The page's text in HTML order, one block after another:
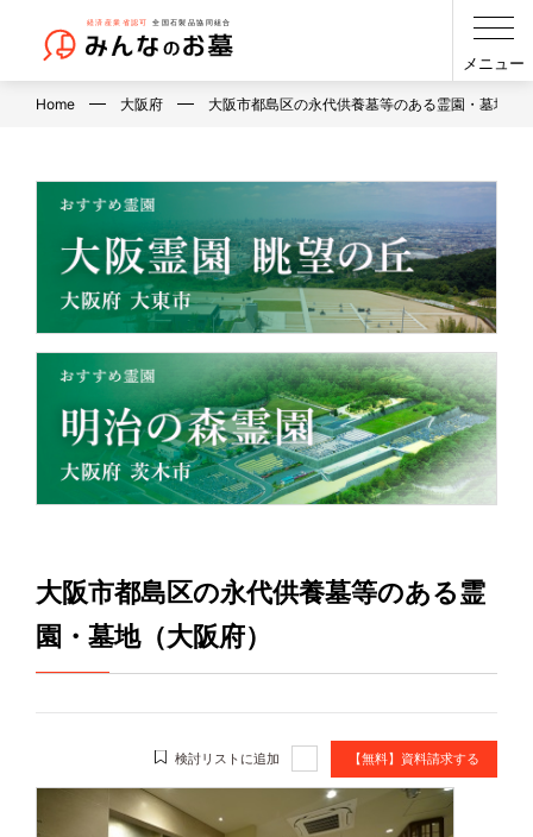
メニュー
Home 大阪府 大阪市都島区の永代供養墓等のある霊園・墓地（
大阪市都島区の永代供養墓等のある霊
園・墓地（大阪府）
検討リストに追加 【無料】資料請求する